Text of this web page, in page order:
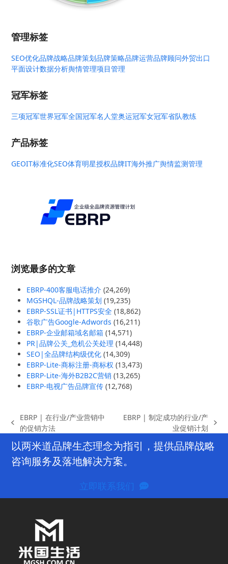
管理标签
SEO优化品牌战略品牌策划品牌策略品牌运营品牌顾问外贸出口
平面设计数据分析舆情管理项目管理
冠军标签
三项冠军世界冠军全国冠军名人堂奥运冠军女冠军省队教练
产品标签
GEOIT标准化SEO体育明星授权品牌IT海外推广舆情监测管理
浏览最多的文章
EBRP-400客服电话推介 (24,269)
MGSHQL-品牌战略策划 (19,235)
EBRP-SSL证书|HTTPS安全 (18,862)
谷歌广告Google-Adwords (16,211)
EBRP-企业邮箱域名邮箱 (14,571)
PR|品牌公关_危机公关处理 (14,448)
SEO|全品牌结构级优化 (14,309)
EBRP-Lite-商标注册-商标权 (13,473)
EBRP-Lite-海外B2B2C营销 (13,265)
EBRP-电视广告品牌宣传 (12,768)
previous
EBRP | 在行业/产业营销中
的促销方法
EBRP | 制定成功的行业/产
业促销计划
以两米道品牌生态理念为指引，提供品牌战略
咨询服务及落地解决方案。
立即联系我们